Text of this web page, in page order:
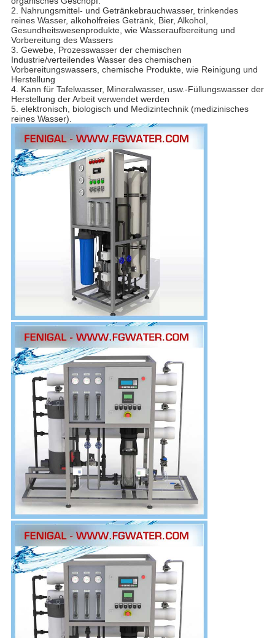
2. Nahrungsmittel- und Getränkebrauchwasser, trinkendes
reines Wasser, alkoholfreies Getränk, Bier, Alkohol,
Gesundheitswesenprodukte, wie Wasseraufbereitung und
Vorbereitung des Wassers
3. Gewebe, Prozesswasser der chemischen
Industrie/verteilendes Wasser des chemischen
Vorbereitungswassers, chemische Produkte, wie Reinigung und
Herstellung
4. Kann für Tafelwasser, Mineralwasser, usw.-Füllungswasser der
Herstellung der Arbeit verwendet werden
5. elektronisch, biologisch und Medizintechnik (medizinisches
reines Wasser).